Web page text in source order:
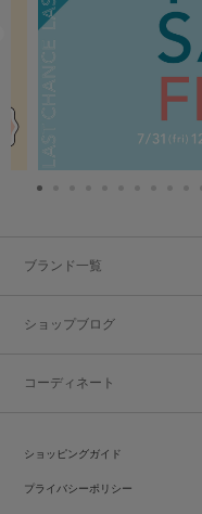
ブランド一覧
ショップブログ
コーディネート
ショッピングガイド
プライバシーポリシー